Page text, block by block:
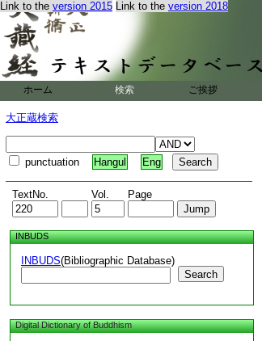
Link to the version 2015 Link to the version 2018
ホーム 検索 ご挨拶
大正蔵検索
punctuation Hangul Eng
TextNo. Vol. Page
INBUDS
INBUDS(Bibliographic Database)
Search
Digital Dictionary of Buddhism